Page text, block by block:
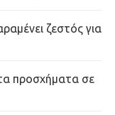
ζεστός για
προσχήματα σε